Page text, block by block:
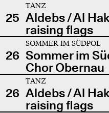
25
TANZ
Aldebs / Al
raising flags
26
SOMMER IM SÜDPOL
Sommer im
Chor Obernau
26
TANZ
Aldebs / Al
raising flags